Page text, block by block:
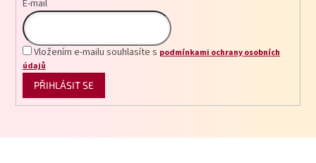
E-mail
Vložením e-mailu souhlasíte s podmínkami ochrany osobních
údajů
PŘIHLÁSIT SE